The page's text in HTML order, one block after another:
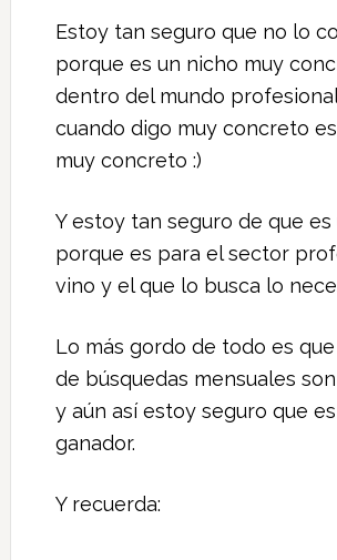
Estoy tan seguro que no lo
porque es un nicho muy
dentro del mundo profesional
cuando digo muy concreto
muy concreto :)
Y estoy tan seguro de que es
porque es para el sector
vino y el que lo busca lo
Lo más gordo de todo es
de búsquedas mensuales
y aún así estoy seguro que
ganador.
Y recuerda: